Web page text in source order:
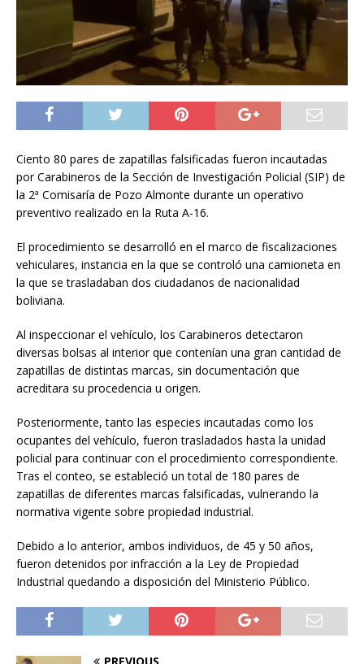
Ciento 80 pares de zapatillas falsificadas fueron incautadas
por Carabineros de la Sección de Investigación Policial (SIP) de
la 2ª Comisaría de Pozo Almonte durante un operativo
preventivo realizado en la Ruta A-16.
El procedimiento se desarrolló en el marco de fiscalizaciones
vehiculares, instancia en la que se controló una camioneta en
la que se trasladaban dos ciudadanos de nacionalidad
boliviana.
Al inspeccionar el vehículo, los Carabineros detectaron
diversas bolsas al interior que contenían una gran cantidad de
zapatillas de distintas marcas, sin documentación que
acreditara su procedencia u origen.
Posteriormente, tanto las especies incautadas como los
ocupantes del vehículo, fueron trasladados hasta la unidad
policial para continuar con el procedimiento correspondiente.
Tras el conteo, se estableció un total de 180 pares de
zapatillas de diferentes marcas falsificadas, vulnerando la
normativa vigente sobre propiedad industrial.
Debido a lo anterior, ambos individuos, de 45 y 50 años,
fueron detenidos por infracción a la Ley de Propiedad
Industrial quedando a disposición del Ministerio Público.